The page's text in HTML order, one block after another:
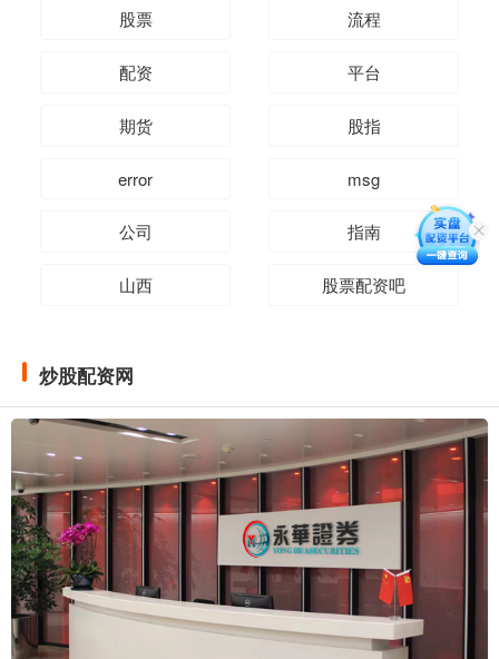
股票 流程
配资 平台
期货 股指
error msg
公司 指南
山西 股票配资吧
炒股配资网